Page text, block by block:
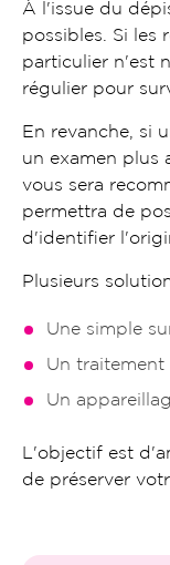
À l'issue du
possibles. Si les
particulier n'est
régulier pour
En revanche, si
un examen plus
vous sera
permettra de
d'identifier
Plusieurs
Une simple
Un traitement
Un
L'objectif est
de préserver